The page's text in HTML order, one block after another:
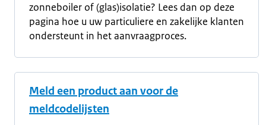
zonneboiler of (glas)isolatie? Lees dan op deze
pagina hoe u uw particuliere en zakelijke klanten
ondersteunt in het aanvraagproces.
Meld een product aan voor de
meldcodelijsten